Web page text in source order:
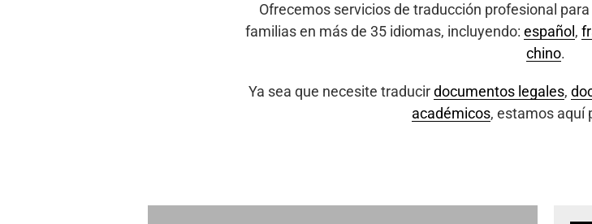
Ofrecemos servicios de traducción profesional para
familias en más de 35 idiomas, incluyendo: español ,
chino.
Ya sea que necesite traducirdocumentos legales,
académicos, estamos aquí